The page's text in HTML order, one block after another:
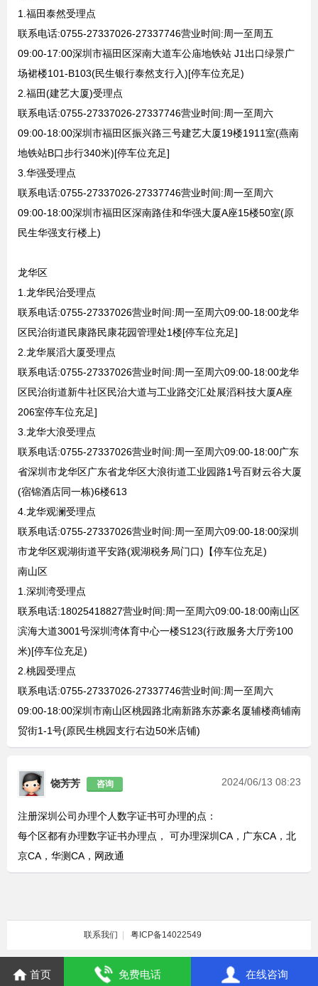
1.福田泰然受理点
联系电话:0755-27337026-27337746营业时间:周一至周五
09:00-17:00深圳市福田区深南大道车公庙地铁站 J1出口绿景广
场裙楼101-B103(民生银行泰然支行入)[停车位充足)
2.福田(建艺大厦)受理点
联系电话:0755-27337026-27337746营业时间:周一至周六
09:00-18:00深圳市福田区振兴路三号建艺大厦19楼1911室(燕南
地铁站B口步行340米)[停车位充足]
3.华强受理点
联系电话:0755-27337026-27337746营业时间:周一至周六
09:00-18:00深圳市福田区深南路佳和华强大厦A座15楼50室(原
民生华强支行楼上)
龙华区
1.龙华民治受理点
联系电话:0755-27337026营业时间:周一至周六09:00-18:00龙华
区民治街道民康路民康花园管理处1楼[停车位充足]
2.龙华展滔大厦受理点
联系电话:0755-27337026营业时间:周一至周六09:00-18:00龙华
区民治街道新牛社区民治大道与工业路交汇处展滔科技大厦A座
206室停车位充足]
3.龙华大浪受理点
联系电话:0755-27337026营业时间:周一至周六09:00-18:00广东
省深圳市龙华区广东省龙华区大浪街道工业园路1号百财云谷大厦
(宿锦酒店同一栋)6楼613
4.龙华观澜受理点
联系电话:0755-27337026营业时间:周一至周六09:00-18:00深圳
市龙华区观湖街道平安路(观湖税务局门口)【停车位充足)
南山区
1.深圳湾受理点
联系电话:18025418827营业时间:周一至周六09:00-18:00南山区
滨海大道3001号深圳湾体育中心一楼S123(行政服务大厅旁100
米)[停车位充足)
2.桃园受理点
联系电话:0755-27337026-27337746营业时间:周一至周六
09:00-18:00深圳市南山区桃园路北南新路东苏豪名厦辅楼商铺南
贸街1-1号(原民生桃园支行右边50米店铺)
饶芳芳 咨询 2024/06/13 08:23
注册深圳公司办理个人数字证书可办理的点：
每个区都有办理数字证书办理点， 可办理深圳CA，广东CA，北
京CA，华测CA，网政通
首页 免费电话 在线咨询
联系我们 粤ICP备14022549